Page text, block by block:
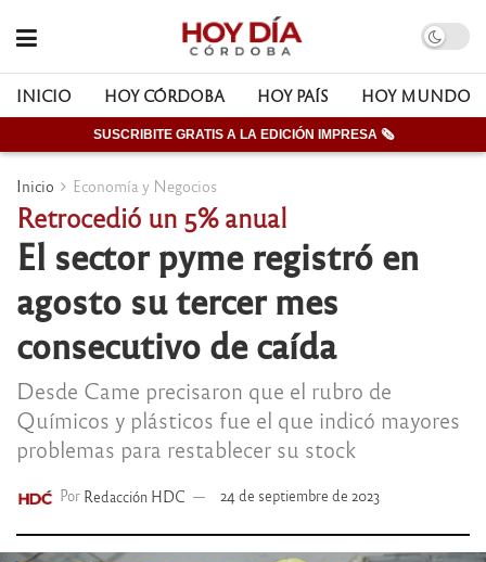
INICIO HOY CÓRDOBA HOY PAÍS HOY MUNDO
SUSCRIBITE GRATIS A LA EDICIÓN IMPRESA 🗞
Inicio Economía y Negocios
Retrocedió un 5% anual
El sector pyme registró en
agosto su tercer mes
consecutivo de caída
Desde Came precisaron que el rubro de
Químicos y plásticos fue el que indicó mayores
problemas para restablecer su stock
Por Redacción HDC 24 de septiembre de 2023